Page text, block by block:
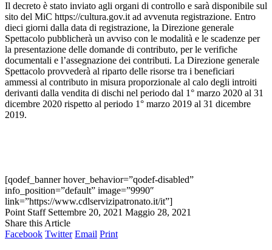
Il decreto è stato inviato agli organi di controllo e sarà disponibile sul
sito del MiC https://cultura.gov.it ad avvenuta registrazione. Entro
dieci giorni dalla data di registrazione, la Direzione generale
Spettacolo pubblicherà un avviso con le modalità e le scadenze per
la presentazione delle domande di contributo, per le verifiche
documentali e l’assegnazione dei contributi. La Direzione generale
Spettacolo provvederà al riparto delle risorse tra i beneficiari
ammessi al contributo in misura proporzionale al calo degli introiti
derivanti dalla vendita di dischi nel periodo dal 1° marzo 2020 al 31
dicembre 2020 rispetto al periodo 1° marzo 2019 al 31 dicembre
2019.
[qodef_banner hover_behavior=”qodef-disabled”
info_position=”default” image=”9990″
link=”https://www.cdlservizipatronato.it/it”]
Point Staff Settembre 20, 2021 Maggio 28, 2021
Share this Article
Facebook Twitter Email Print